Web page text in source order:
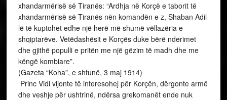
xhandarmërisë së Tiranës: “Ardhja në Korçë e taborit të
xhandarmërisë së Tiranës nën komandën e z, Shaban Adil
lë të kuptohet edhe një herë më shumë vëllazëria e
shqiptarëve. Vetëdashësit e Korçës duke bërë nderimet
dhe gjithë populli e pritën me një gëzim të madh dhe me
këngë kombiare”.
(Gazeta “Koha”, e shtunë, 3 maj 1914)
Princ Vidi vijonte të interesohej për Korçën, dërgonte armë
dhe veshje për ushtrinë, ndërsa grekomanët ende nuk